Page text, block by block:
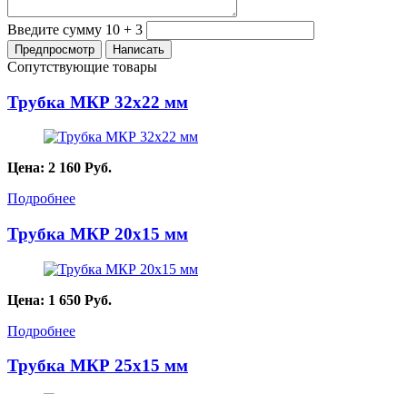
Введите сумму 10 + 3
Сопутствующие товары
Трубка МКР 32х22 мм
Цена: 2 160 Руб.
Подробнее
Трубка МКР 20х15 мм
Цена: 1 650 Руб.
Подробнее
Трубка МКР 25х15 мм